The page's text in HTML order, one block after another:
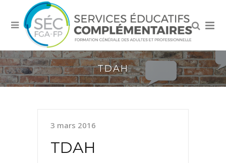
TDAH
3 mars 2016
TDAH